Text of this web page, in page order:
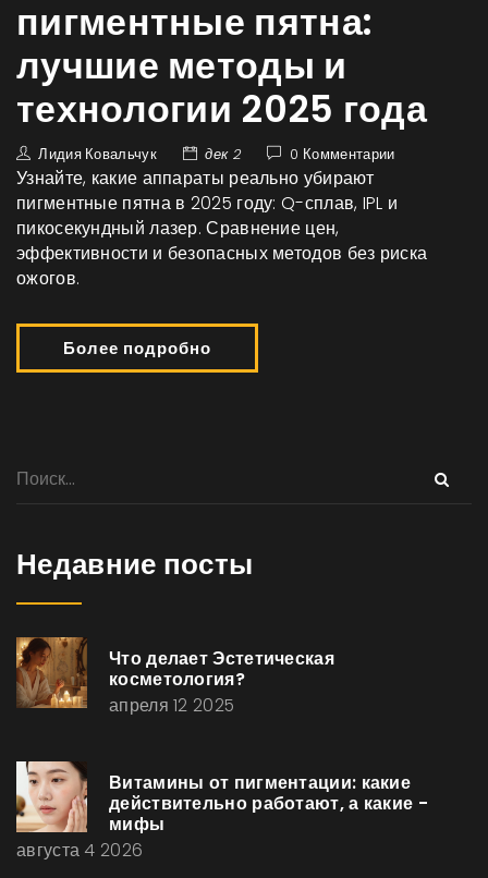
пигментные пятна:
лучшие методы и
технологии 2025 года
Лидия Ковальчук дек 2 0 Комментарии
Узнайте, какие аппараты реально убирают
пигментные пятна в 2025 году: Q-сплав, IPL и
пикосекундный лазер. Сравнение цен,
эффективности и безопасных методов без риска
ожогов.
Более подробно
Недавние посты
Что делает Эстетическая
косметология?
апреля 12 2025
Витамины от пигментации: какие
действительно работают, а какие -
мифы
августа 4 2026